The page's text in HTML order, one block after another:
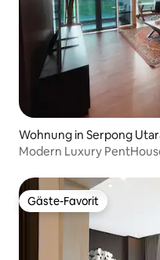
Wohnung in Serpong
Modern Luxury
Gäste-Favorit
Gäste-Favorit